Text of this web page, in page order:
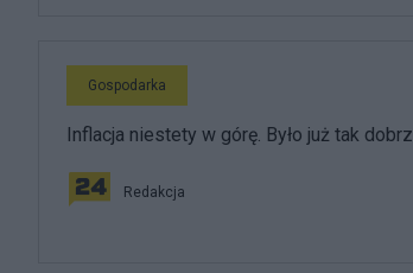
Gospodarka
Inflacja niestety w górę. Było już tak
Redakcja